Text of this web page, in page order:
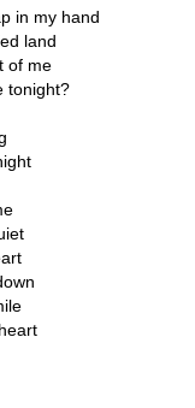
in my hand
land
of me
tonight?